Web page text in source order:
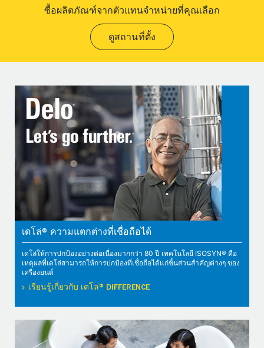
ซื้อผลิตภัณฑ์จากตัวแทนจำหน่ายที่คุณเลือก
ดูสถานที่ตั้ง
เดโล่® ความแตกต่างที่เชื่อถือได้
เดโล่ให้การปกป้องอย่างต่อเนื่องมากกว่า 80 ปี เทคโนโลยี ISOSYN® คือ
เหตุผลที่เดโล่สามารถให้การปกป้องที่เชื่อถือได้แก่ชิ้นส่วนสำคัญต่างๆ ของ
เครื่องยนต์
เรียนรู้เกี่ยวกับ เดโล่® DIFFERENCE